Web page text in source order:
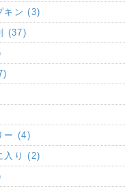
キン (3)
(37)
ー (4)
入り (2)